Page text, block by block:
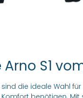
S1
die ideale Wahl